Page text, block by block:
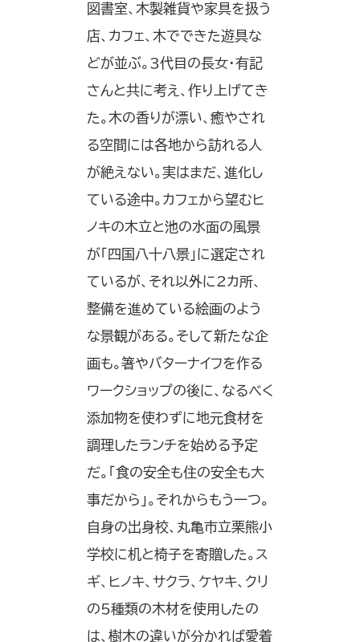
図書室、木製雑貨や家具を扱う
店、カフェ、木でできた遊具な
どが並ぶ。3代目の長女・有記
さんと共に考え、作り上げてき
た。木の香りが漂い、癒やされ
る空間には各地から訪れる人
が絶えない。実はまだ、進化し
ている途中。カフェから望むヒ
ノキの木立と池の水面の風景
が「四国八十八景」に選定され
ているが、それ以外に2カ所、
整備を進めている絵画のよう
な景観がある。そして新たな企
画も。箸やバターナイフを作る
ワークショップの後に、なるべく
添加物を使わずに地元食材を
調理したランチを始める予定
だ。「食の安全も住の安全も大
事だから」。それからもう一つ。
自身の出身校、丸亀市立栗熊小
学校に机と椅子を寄贈した。ス
ギ、ヒノキ、サクラ、ケヤキ、クリ
の5種類の木材を使用したの
は、樹木の違いが分かれば愛着